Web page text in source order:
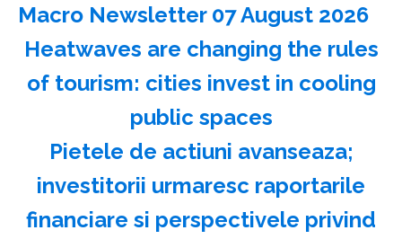
Macro Newsletter 07 August 2026
Heatwaves are changing the rules
of tourism: cities invest in cooling
public spaces
Pietele de actiuni avanseaza;
investitorii urmaresc raportarile
financiare si perspectivele privind